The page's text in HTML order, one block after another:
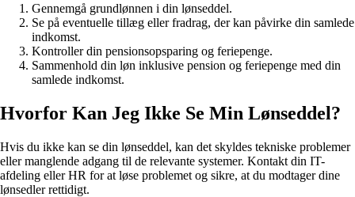
Gennemgå grundlønnen i din lønseddel.
Se på eventuelle tillæg eller fradrag, der kan påvirke din samlede
indkomst.
Kontroller din pensionsopsparing og feriepenge.
Sammenhold din løn inklusive pension og feriepenge med din
samlede indkomst.
Hvorfor Kan Jeg Ikke Se Min Lønseddel?
Hvis du ikke kan se din lønseddel, kan det skyldes tekniske problemer
eller manglende adgang til de relevante systemer. Kontakt din IT-
afdeling eller HR for at løse problemet og sikre, at du modtager dine
lønsedler rettidigt.